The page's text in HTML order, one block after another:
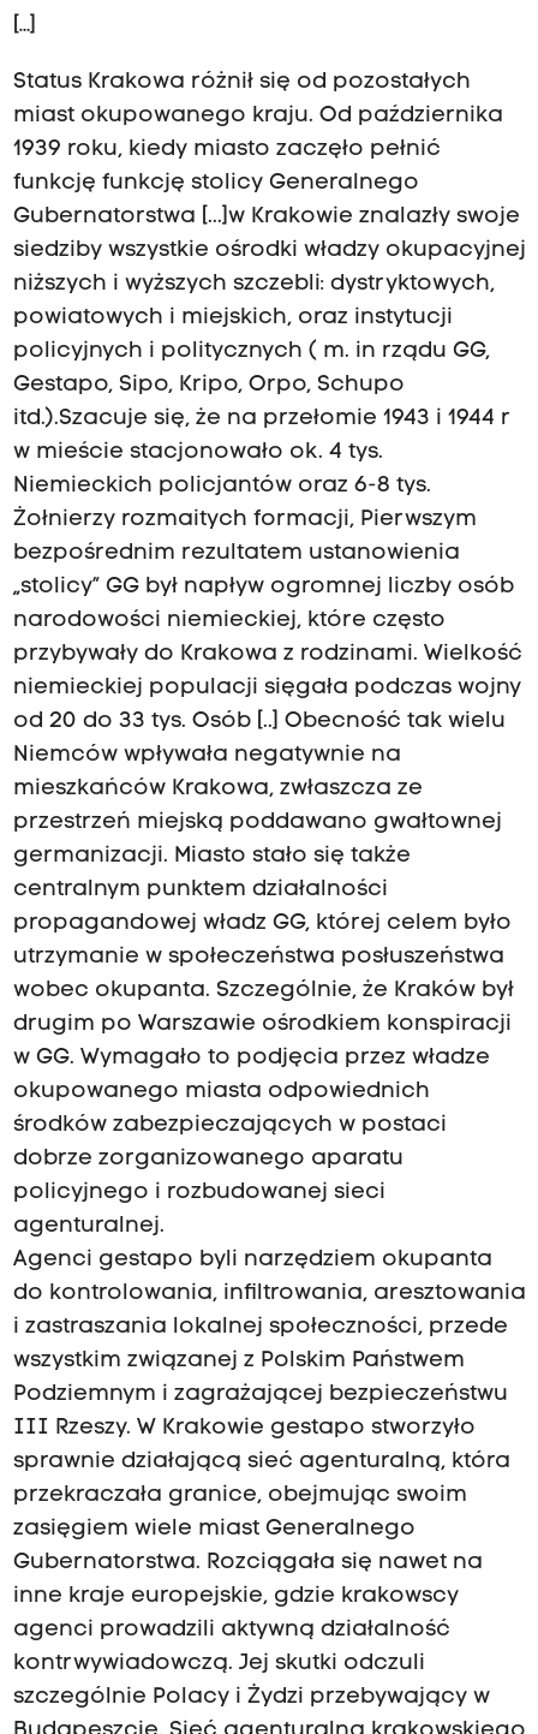
[…]
Status Krakowa różnił się od pozostałych
miast okupowanego kraju. Od października
1939 roku, kiedy miasto zaczęło pełnić
funkcję funkcję stolicy Generalnego
Gubernatorstwa [...]w Krakowie znalazły swoje
siedziby wszystkie ośrodki władzy okupacyjnej
niższych i wyższych szczebli: dystryktowych,
powiatowych i miejskich, oraz instytucji
policyjnych i politycznych ( m. in rządu GG,
Gestapo, Sipo, Kripo, Orpo, Schupo
itd.).Szacuje się, że na przełomie 1943 i 1944 r
w mieście stacjonowało ok. 4 tys.
Niemieckich policjantów oraz 6-8 tys.
Żołnierzy rozmaitych formacji, Pierwszym
bezpośrednim rezultatem ustanowienia
„stolicy” GG był napływ ogromnej liczby osób
narodowości niemieckiej, które często
przybywały do Krakowa z rodzinami. Wielkość
niemieckiej populacji sięgała podczas wojny
od 20 do 33 tys. Osób [..] Obecność tak wielu
Niemców wpływała negatywnie na
mieszkańców Krakowa, zwłaszcza ze
przestrzeń miejską poddawano gwałtownej
germanizacji. Miasto stało się także
centralnym punktem działalności
propagandowej władz GG, której celem było
utrzymanie w społeczeństwa posłuszeństwa
wobec okupanta. Szczególnie, że Kraków był
drugim po Warszawie ośrodkiem konspiracji
w GG. Wymagało to podjęcia przez władze
okupowanego miasta odpowiednich
środków zabezpieczających w postaci
dobrze zorganizowanego aparatu
policyjnego i rozbudowanej sieci
agenturalnej.
Agenci gestapo byli narzędziem okupanta
do kontrolowania, infiltrowania, aresztowania
i zastraszania lokalnej społeczności, przede
wszystkim związanej z Polskim Państwem
Podziemnym i zagrażającej bezpieczeństwu
III Rzeszy. W Krakowie gestapo stworzyło
sprawnie działającą sieć agenturalną, która
przekraczała granice, obejmując swoim
zasięgiem wiele miast Generalnego
Gubernatorstwa. Rozciągała się nawet na
inne kraje europejskie, gdzie krakowscy
agenci prowadzili aktywną działalność
kontrwywiadowczą. Jej skutki odczuli
szczególnie Polacy i Żydzi przebywający w